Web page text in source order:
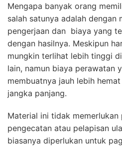
Mengapa banyak orang
salah satunya adalah dengan
pengerjaan dan biaya yang
dengan hasilnya. Meskipun
mungkin terlihat lebih tinggi
lain, namun biaya perawatan
membuatnya jauh lebih
jangka panjang.
Material ini tidak
pengecatan atau pelapisan
biasanya diperlukan untuk